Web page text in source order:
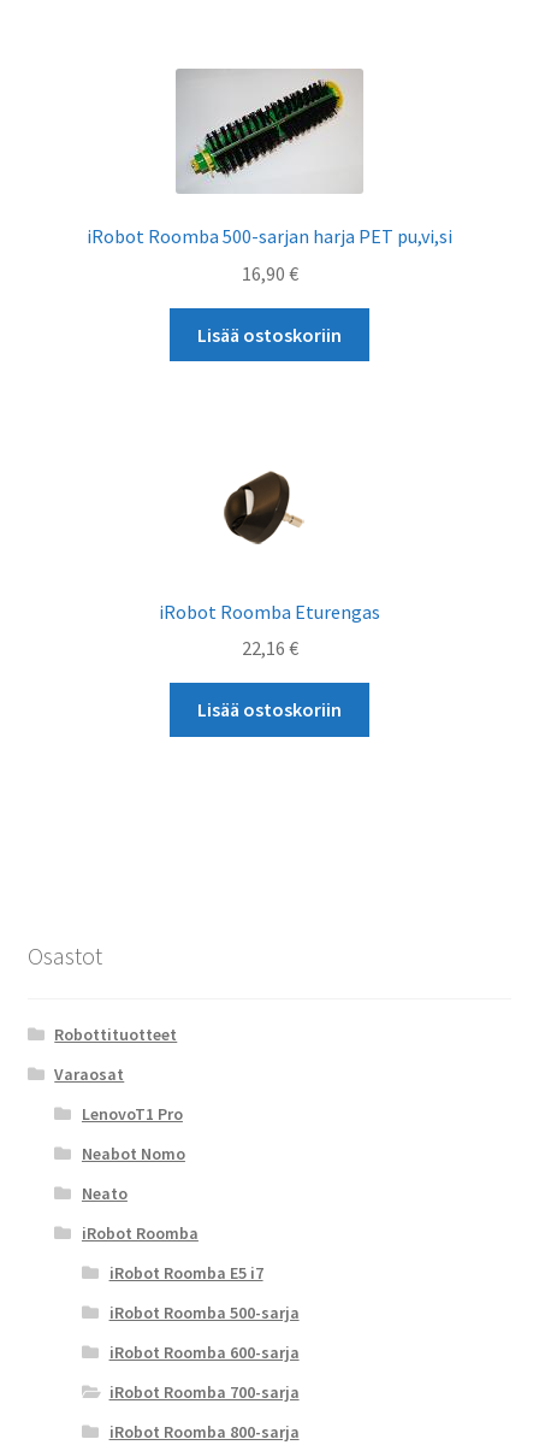
iRobot Roomba 500-sarjan harja PET pu,vi,si
16,90 €
Lisää ostoskoriin
iRobot Roomba Eturengas
22,16 €
Lisää ostoskoriin
Osastot
Robottituotteet
Varaosat
LenovoT1 Pro
Neabot Nomo
Neato
iRobot Roomba
iRobot Roomba E5 i7
iRobot Roomba 500-sarja
iRobot Roomba 600-sarja
iRobot Roomba 700-sarja
iRobot Roomba 800-sarja